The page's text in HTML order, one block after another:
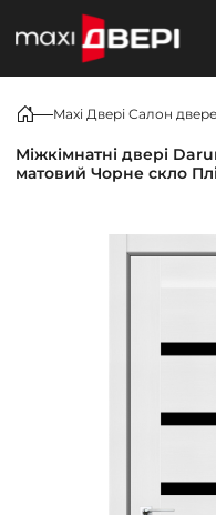
Maxi Двері Салон
Міжкімнатні двері
матовий Чорне скло